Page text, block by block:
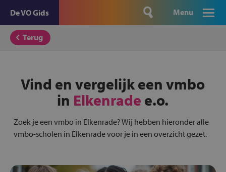
De VO Gids Menu
Terug
Vind en vergelijk een vmbo
in Elkenrade e.o.
Zoek je een vmbo in Elkenrade? Wij hebben hieronder alle
vmbo-scholen in Elkenrade voor je in een overzicht gezet.